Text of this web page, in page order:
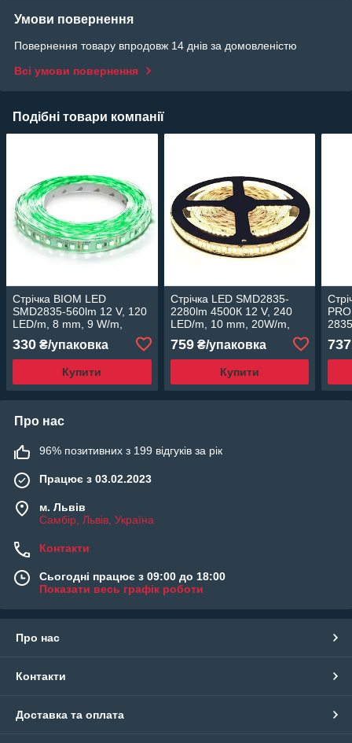
Умови повернення
Повернення товару впродовж 14 днів за домовленістю
Всі умови повернення
Подібні товари компанії
Стрічка BIOM LED
SMD2835-560lm 12 V, 120
LED/m, 8 mm, 9 W/m,
330 ₴/упаковка
Купити
Стрічка LED SMD2835-
2280lm 4500К 12 V, 240
LED/m, 10 mm, 20W/m,
нетральний
759₴/упаковка
Купити
737
Про нас
96% позитивних з 199 відгуків за рік
Працює з 03.02.2023
м. Львів
Самбір, Львів, Україна
Контакти
Сьогодні працює з 09:00 до 18:00
Показати весь графік роботи
Про нас
Контакти
Доставка та оплата